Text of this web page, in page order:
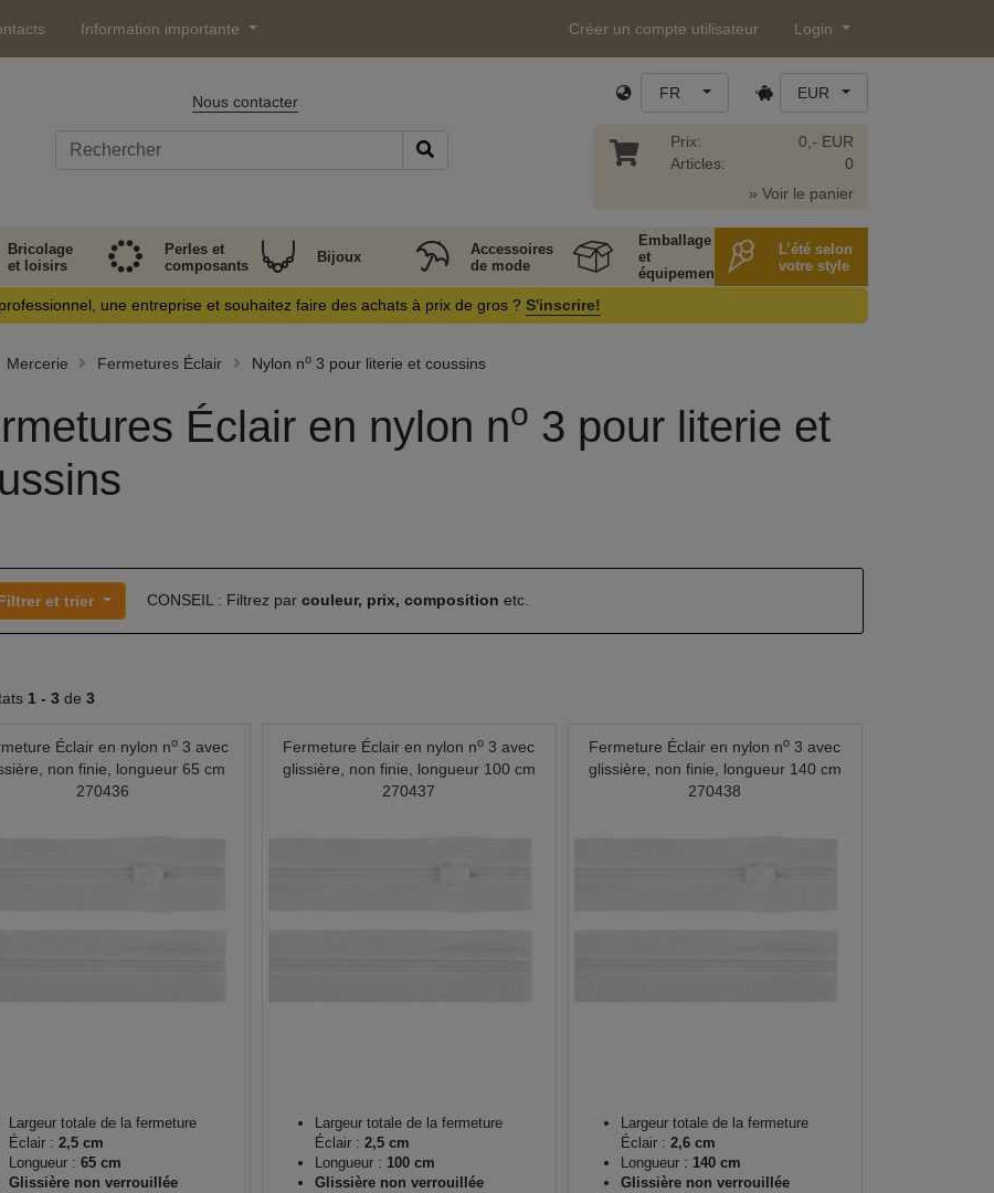
Information importante Créer un compte utilisateur Login
Nous contacter FR EUR
Prix:
Articles:
0,- EUR
0
» Voir le panier
Bricolage
et loisirs
Perles et
composants
Bijoux
Accessoires
de mode
Emballage
et
équipement
L’été selon
votre style
une entreprise et souhaitez faire des achats à prix de gros ? S'inscrire!
Mercerie Fermetures Éclair Nylon no3 pour literie et coussins
Éclair en nylon no 3 pour literie et
et trier CONSEIL : Filtrez par couleur, prix, composition etc.
1 - 3 de 3
Éclair en nylon no 3 avec
non finie, longueur 65 cm
270436
Largeur totale de la fermeture
Éclair : 2,5 cm
Longueur : 65 cm
Glissière non verrouillée
Fermeture Éclair en nylon no 3 avec
glissière, non finie, longueur 100 cm
270437
Largeur totale de la fermeture
Éclair : 2,5 cm
Longueur : 100 cm
Glissière non verrouillée
Fermeture Éclair en nylon no 3 avec
glissière, non finie, longueur 140 cm
270438
Largeur totale de la fermeture
Éclair : 2,6 cm
Longueur : 140 cm
Glissière non verrouillée